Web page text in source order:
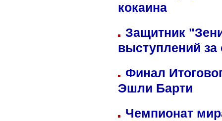
кокаина
Защитник
выступлений
Финал
Эшли Барти
Чемпионат